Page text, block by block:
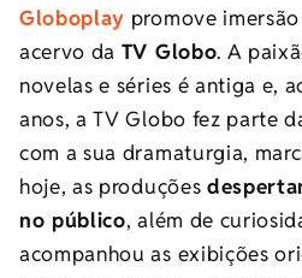
Globoplay promove
acervo da TV Globo. A
novelas e séries é antiga e,
anos, a TV Globo fez parte
com a sua dramaturgia,
hoje, as produções
no público, além de
acompanhou as exibições